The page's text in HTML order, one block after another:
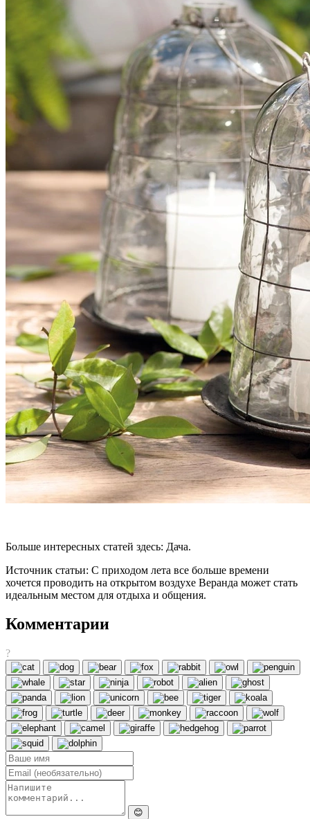
Больше интересных статей здесь: Дача.
Источник статьи: С приходом лета все больше времени
хочется проводить на открытом воздухе Веранда может стать
идеальным местом для отдыха и общения.
Комментарии
?
😊